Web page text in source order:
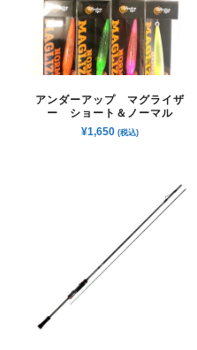
アンダーアップ マグライザ
ー ショート＆ノーマル
¥1,650 (税込)